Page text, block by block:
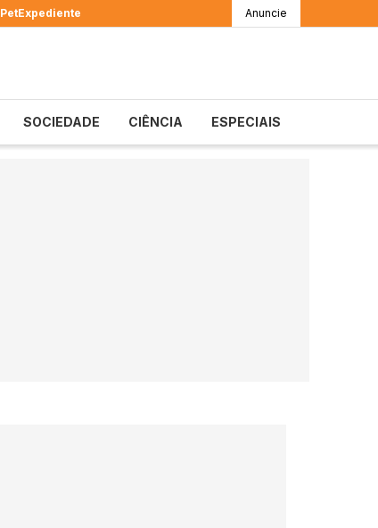
PetExpediente Anuncie
SOCIEDADE CIÊNCIA ESPECIAIS